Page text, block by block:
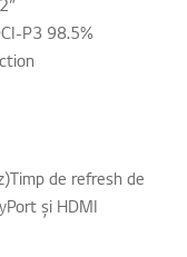
P3 98.5%
de refresh de
și HDMI